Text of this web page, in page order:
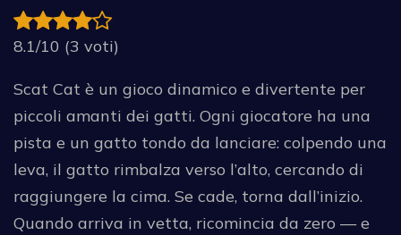
8.1/10 (3 voti)
Scat Cat è un gioco dinamico e divertente per
piccoli amanti dei gatti. Ogni giocatore ha una
pista e un gatto tondo da lanciare: colpendo una
leva, il gatto rimbalza verso l’alto, cercando di
raggiungere la cima. Se cade, torna dall’inizio.
Quando arriva in vetta, ricomincia da zero — e